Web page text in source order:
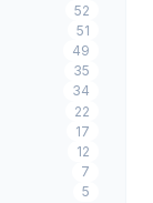
52
51
49
35
34
22
17
12
7
5